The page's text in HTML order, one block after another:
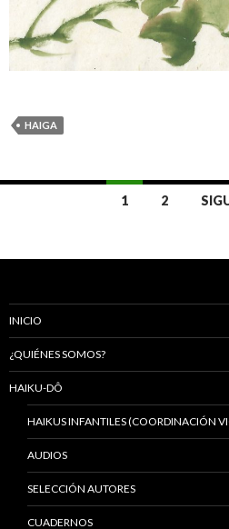
HAIGA
a
las
entradas
1 2
INICIO
¿QUIÉNES SOMOS?
HAIKU-DÔ
HAIKUS INFANTILES (COORDINACIÓN
AUDIOS
SELECCIÓN AUTORES
CUADERNOS